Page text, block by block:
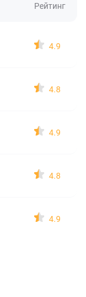
Рейтинг
4.9
4.8
4.9
4.8
4.9